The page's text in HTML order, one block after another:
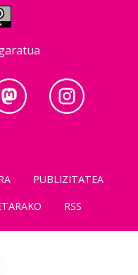
PUBLIZITATEA
RSS